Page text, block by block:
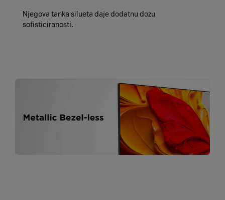
Njegova tanka silueta daje dodatnu dozu
sofisticiranosti.